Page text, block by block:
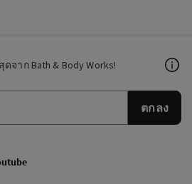
จาก Bath & Body Works!
ตกลง